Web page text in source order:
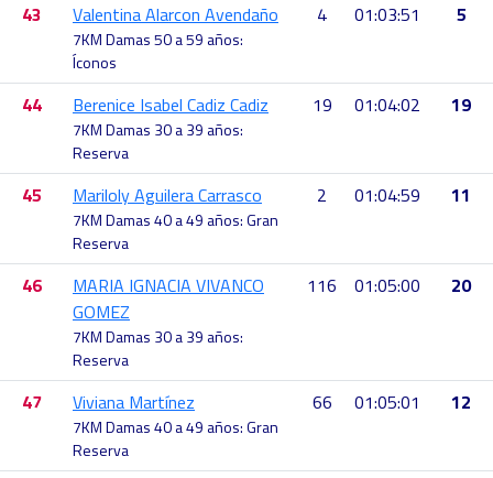
43 Valentina Alarcon Avendaño
7KM Damas 50 a 59 años:
Íconos
4 01:03:51 5
44 Berenice Isabel Cadiz Cadiz
7KM Damas 30 a 39 años:
Reserva
19 01:04:02 19
45 Mariloly Aguilera Carrasco
7KM Damas 40 a 49 años: Gran
Reserva
2 01:04:59 11
46
MARIA IGNACIA VIVANCO
GOMEZ
7KM Damas 30 a 39 años:
Reserva
116 01:05:00 20
47 Viviana Martínez
7KM Damas 40 a 49 años: Gran
Reserva
66 01:05:01 12